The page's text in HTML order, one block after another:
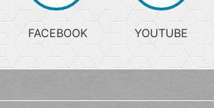
FACEBOOK YOUTUBE